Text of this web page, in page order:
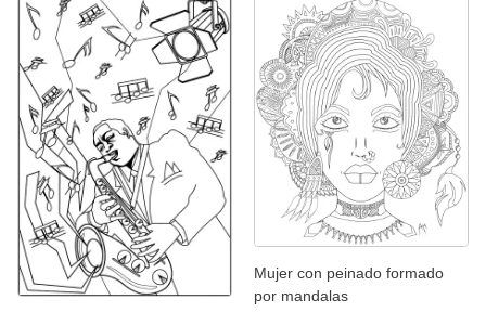
Mujer con peinado formado
por mandalas